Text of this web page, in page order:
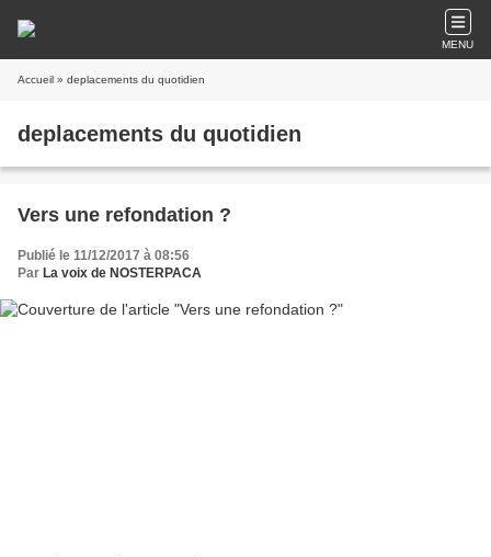
MENU
Accueil » deplacements du quotidien
deplacements du quotidien
Vers une refondation ?
Publié le 11/12/2017 à 08:56
Par La voix de NOSTERPACA